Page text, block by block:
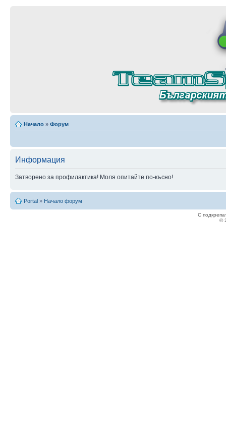
Начало » Форум
Информация
Затворено за профилактика! Моля опитайте по-късно!
Portal » Начало форум
С
©